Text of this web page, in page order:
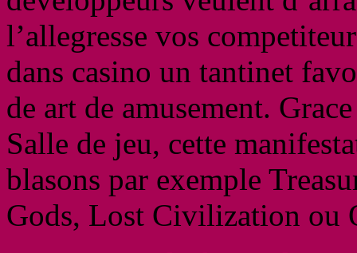
l’allegresse vos
dans casino un tantinet
de art de amusement.
Salle de jeu, cette
blasons par exemple
Gods, Lost Civilization ou